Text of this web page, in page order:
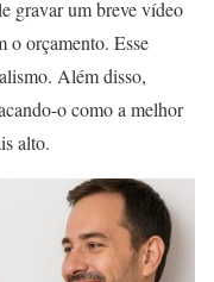
gravar um breve vídeo
o orçamento. Esse
Além disso,
o como a melhor
alto.